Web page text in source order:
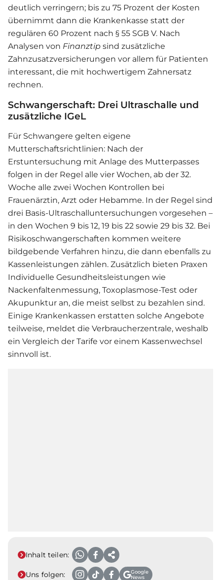
deutlich verringern; bis zu 75 Prozent der Kosten
übernimmt dann die Krankenkasse statt der
regulären 60 Prozent nach § 55 SGB V. Nach
Analysen von Finanztip sind zusätzliche
Zahnzusatzversicherungen vor allem für Patienten
interessant, die mit hochwertigem Zahnersatz
rechnen.
Schwangerschaft: Drei Ultraschalle und
zusätzliche IGeL
Für Schwangere gelten eigene
Mutterschaftsrichtlinien: Nach der
Erstuntersuchung mit Anlage des Mutterpasses
folgen in der Regel alle vier Wochen, ab der 32.
Woche alle zwei Wochen Kontrollen bei
Frauenärztin, Arzt oder Hebamme. In der Regel sind
drei Basis-Ultraschalluntersuchungen vorgesehen –
in den Wochen 9 bis 12, 19 bis 22 sowie 29 bis 32. Bei
Risikoschwangerschaften kommen weitere
bildgebende Verfahren hinzu, die dann ebenfalls zu
Kassenleistungen zählen. Zusätzlich bieten Praxen
Individuelle Gesundheitsleistungen wie
Nackenfaltenmessung, Toxoplasmose-Test oder
Akupunktur an, die meist selbst zu bezahlen sind.
Einige Krankenkassen erstatten solche Angebote
teilweise, meldet die Verbraucherzentrale, weshalb
ein Vergleich der Tarife vor einem Kassenwechsel
sinnvoll ist.
Inhalt teilen:
Uns folgen:
Google
News